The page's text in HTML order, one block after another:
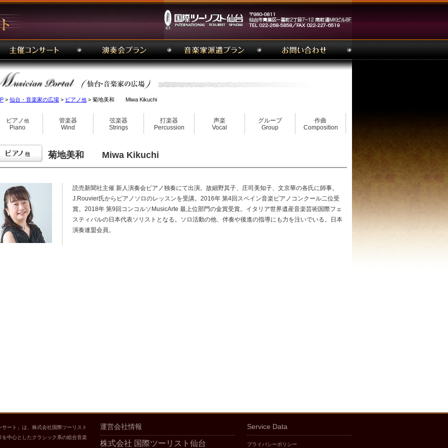
> 仙台・音楽家の広場 > ピアノ他 > 菊地美和 Miwa Kikuchi
ピアノ他
Piano
管楽器
Wind
弦楽器
Strings
打楽器
Percussion
声楽
Vocal
グループ
Group
作曲
Composition
菊地美和 Miwa Kikuchi
読売新聞社主催 新人演奏会ピアノ独奏にて出演。故細野其子、庄司美知子、文京華の各氏に師事。
J.Rouvier氏からピアノソロのレッスンを受講。2016年 第4回スペイン音楽ピアノコンクール二位受
賞。2018年 第9回コンコルソMusicArte 最上位部門の金賞受賞。イタリア世界遺産音楽芸術国際フェ
スティバルの日本代表ソリストとなる。ソロ活動の他、伴奏や後進の指導にも力を注いでいる。日本
演奏連盟会員。
ート」は、株式会社国際ツーリスト
を中心としたクラシック系の総合音楽
運営会社情報
株式会社 国際ツーリスト仙台
Service Data
プライバシーポリシー